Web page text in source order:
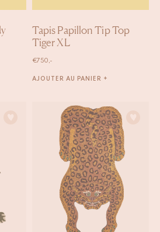
Tapis Papillon Tip Top
Tiger XL
€750,-
AJOUTER AU PANIER +